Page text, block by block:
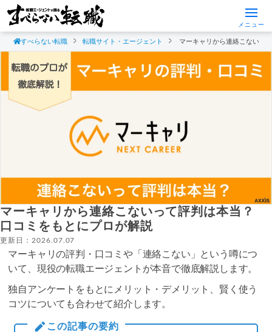
メニュー
すべらない転職 転職サイト・エージェント マーキャリから連絡こないっ
マーキャリから連絡こないって評判は本当？
口コミをもとにプロが解説
更新日：2026.07.07
マーキャリの評判・口コミや「連絡こない」という噂につ
いて、現役の転職エージェントが本音で徹底解説します。
独自アンケートをもとにメリット・デメリット、賢く使う
コツについても合わせて紹介します。
この記事の要約